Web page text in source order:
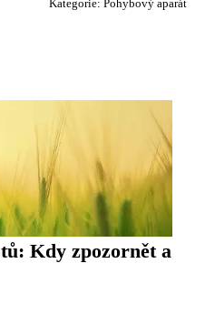
Kategorie: Pohybový aparát
Kdy zpozornět a